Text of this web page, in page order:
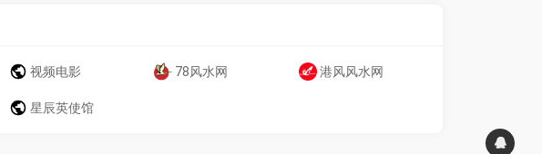
视频电影 78风水网 港风风水网
星辰英使馆